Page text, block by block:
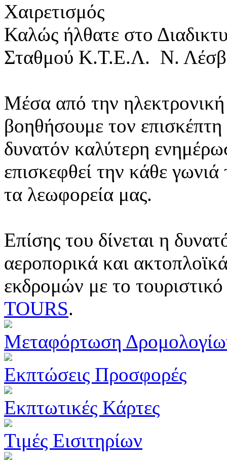
Χαιρετισμός
Καλώς ήλθατε στο
Σταθμού Κ.Τ.Ε.Λ. Ν.
Μέσα από την ηλεκτρονική
βοηθήσουμε τον
δυνατόν καλύτερη
επισκεφθεί την κάθε
τα λεωφορεία μας.
Επίσης του δίνεται η
αεροπορικά και
εκδρομών με το
TOURS.
Μεταφόρτωση
Εκπτώσεις Προσφορές
Εκπτωτικές Κάρτες
Τιμές Εισιτηρίων